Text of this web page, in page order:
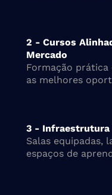
2 - Cursos
Mercado
Formação
as melhores
3 - Infraestrutura
Salas equipadas,
espaços de